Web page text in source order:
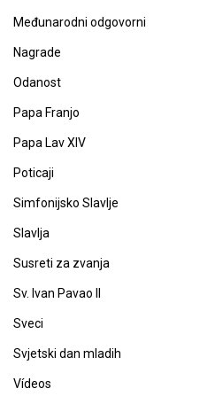
Međunarodni odgovorni
Nagrade
Odanost
Papa Franjo
Papa Lav XIV
Poticaji
Simfonijsko Slavlje
Slavlja
Susreti za zvanja
Sv. Ivan Pavao II
Sveci
Svjetski dan mladih
Vídeos